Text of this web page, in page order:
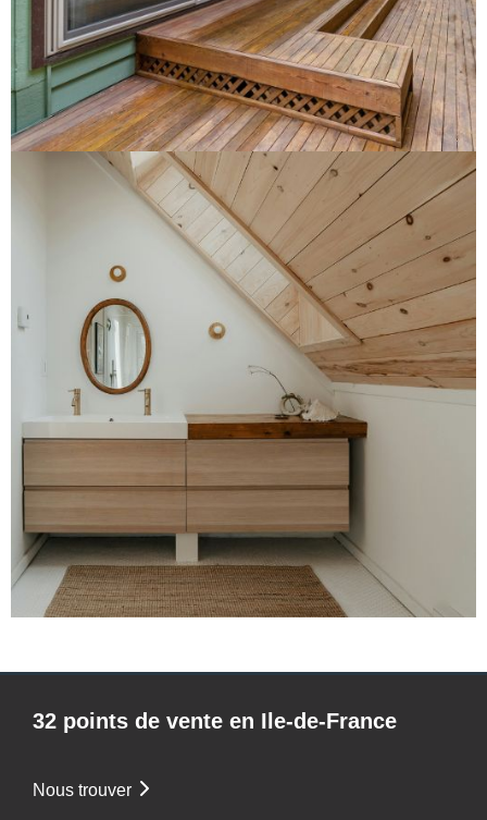
32 points de vente en Ile-de-France
Nous trouver